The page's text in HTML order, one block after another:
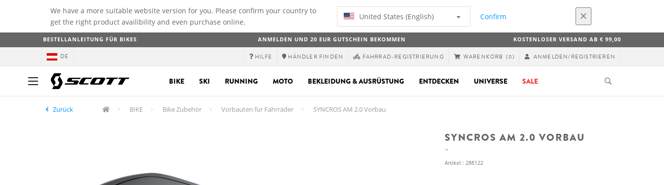
We have a more suitable website version for you. Please confirm your country to
get the right product availibility and even purchase online.
United States (English) Confirm
BESTELLANLEITUNG FÜR BIKES ANMELDEN UND 20 EUR GUTSCHEIN BEKOMMEN KOSTENLOSER VERSAND AB € 99,00
DE HILFE HÄNDLER FINDEN FAHRRAD-REGISTRIERUNG WARENKORB (0) ANMELDEN/REGISTRIEREN
BIKE SKI RUNNING MOTO BEKLEIDUNG & AUSRÜSTUNG ENTDECKEN UNIVERSE SALE
Zurück BIKE Bike Zubehör Vorbauten für Fahrräder SYNCROS AM 2.0 Vorbau
SYNCROS AM 2.0 VORBAU
Artikel : 288122